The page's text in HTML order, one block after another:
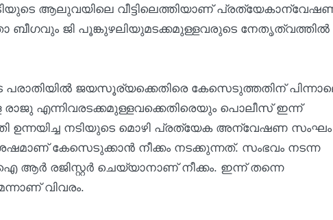
ആലുവയിലെ വീട്ടിലെത്തിയാണ്
ബീഗവും ജി പൂങ്കുഴലിയുമടക്കമുള്ളവരുടെ നേതൃത്വത്തിൽ
പരാതിയിൽ ജയസൂര്യക്കെതിരെ കേസെടുത്തതിന്
എന്നിവരടക്കമുള്ളവക്കെതിരെയും പൊലീസ് ഇന്ന്
ഉന്നയിച്ച നടിയുടെ മൊഴി പ്രത്യേക അന്വേഷണ സംഘം
കേസെടുക്കാൻ നീക്കം നടക്കുന്നത്. സംഭവം നടന്ന
രജിസ്റ്റർ ചെയ്യാനാണ് നീക്കം. ഇന്ന് തന്നെ
വിവരം.